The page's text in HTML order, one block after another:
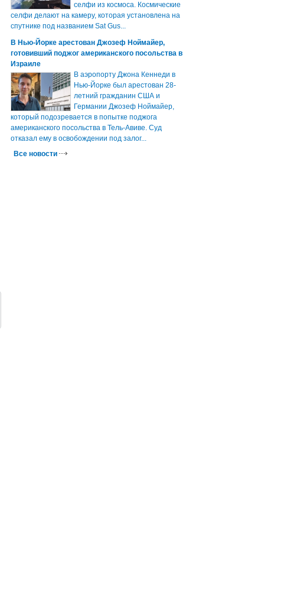
селфи из космоса. Космические
селфи делают на камеру, которая установлена на
спутнике под названием Sat Gus...
В Нью-Йорке арестован Джозеф Ноймайер,
готовивший поджог американского посольства в
Израиле
В аэропорту Джона Кеннеди в
Нью-Йорке был арестован 28-
летний гражданин США и
Германии Джозеф Ноймайер,
который подозревается в попытке поджога
американского посольства в Тель-Авиве. Суд
отказал ему в освобождении под залог...
Все новости